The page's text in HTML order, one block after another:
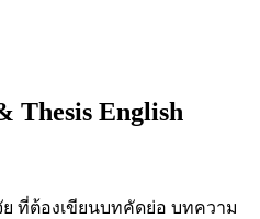
Thesis English
ที่ต้องเขียนบทคัดย่อ บทความ